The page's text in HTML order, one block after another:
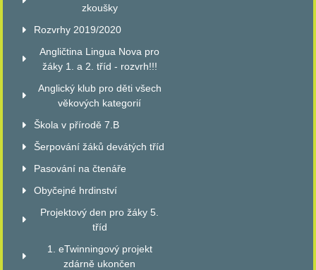
zkoušky
Rozvrhy 2019/2020
Angličtina Lingua Nova pro
žáky 1. a 2. tříd - rozvrh!!!
Anglický klub pro děti všech
věkových kategorií
Škola v přírodě 7.B
Šerpování žáků devátých tříd
Pasování na čtenáře
Obyčejné hrdinství
Projektový den pro žáky 5.
tříd
1. eTwinningový projekt
zdárně ukončen